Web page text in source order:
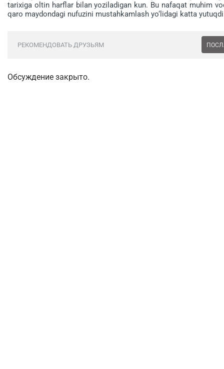
tarixiga oltin harf­lar bilan yoziladigan kun. Bu nafa­qat muhim
qaro maydondagi nufuzini mus­tah­kamlash yo‘lidagi katta
РЕКОМЕНДОВАТЬ ДРУЗЬЯМ
Обсуждение закрыто.